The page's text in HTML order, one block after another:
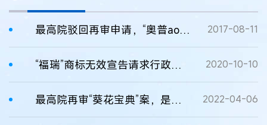
最高院驳回再审申请，“奥普aopu”商标无效 2017-08-11
“福瑞”商标无效宣告请求行政纠纷最高院再审案裁定书 2020-10-10
最高院再审“葵花宝典”案，是在先权益还是通用名称？ 2022-04-06